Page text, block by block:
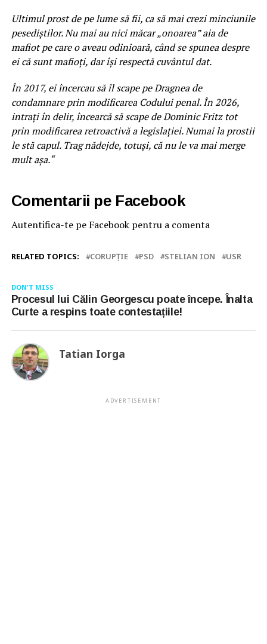
Ultimul prost de pe lume să fii, ca să mai crezi minciunile
pesediștilor. Nu mai au nici măcar „onoarea” aia de
mafiot pe care o aveau odinioară, când se spunea despre
ei că sunt mafioți, dar își respectă cuvântul dat.
În 2017, ei încercau să îl scape pe Dragnea de
condamnare prin modificarea Codului penal. În 2026,
intrați în delir, încearcă să scape de Dominic Fritz tot
prin modificarea retroactivă a legislației. Numai la prostii
le stă capul. Trag nădejde, totuși, că nu le va mai merge
mult așa.“
Comentarii pe Facebook
Autentifica-te pe Facebook pentru a comenta
RELATED TOPICS: CORUPȚIE PSD STELIAN ION USR
DON'T MISS
Procesul lui Călin Georgescu poate începe. Înalta
Curte a respins toate contestațiile!
Tatian Iorga
ADVERTISEMENT